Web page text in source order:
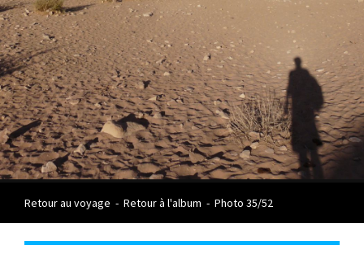
Retour au voyage - Retour à l'album - Photo 35/52